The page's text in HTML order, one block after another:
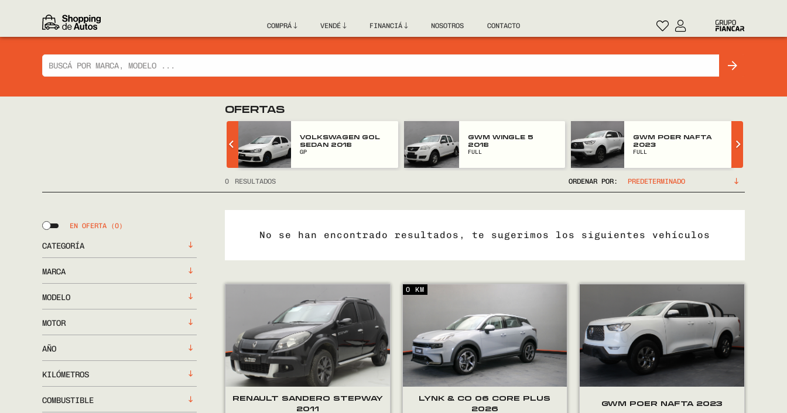
COMPRÁ VENDÉ FINANCIÁ NOSOTROS CONTACTO
OFERTAS
VOLKSWAGEN GOL
SEDAN 2018
GP
GWM WINGLE 5
2018
FULL
GWM POER NAFTA
2023
FULL
0 RESULTADOS ORDENAR POR:
EN OFERTA (0)
CATEGORÍA
MARCA
MODELO
MOTOR
AÑO
KILÓMETROS
COMBUSTIBLE
No se han encontrado resultados, te sugerimos los siguientes vehículos
RENAULT SANDERO STEPWAY
2011
LYNK & CO 06 CORE PLUS
2026
0 KM
GWM POER NAFTA 2023